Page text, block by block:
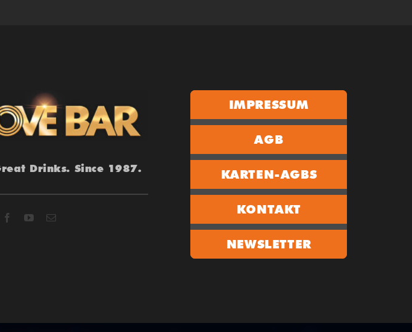
Drinks. Since 1987.
IMPRESSUM
AGB
KARTEN-AGBS
KONTAKT
NEWSLETTER